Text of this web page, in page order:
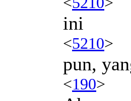
ini
<5210>
pun,
<190>